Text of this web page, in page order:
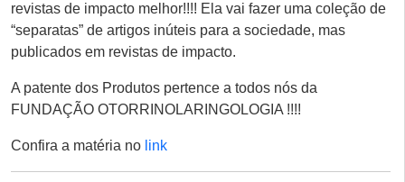
revistas de impacto melhor!!!! Ela vai fazer uma coleção de
“separatas” de artigos inúteis para a sociedade, mas
publicados em revistas de impacto.
A patente dos Produtos pertence a todos nós da
FUNDAÇÃO OTORRINOLARINGOLOGIA !!!!
Confira a matéria no link